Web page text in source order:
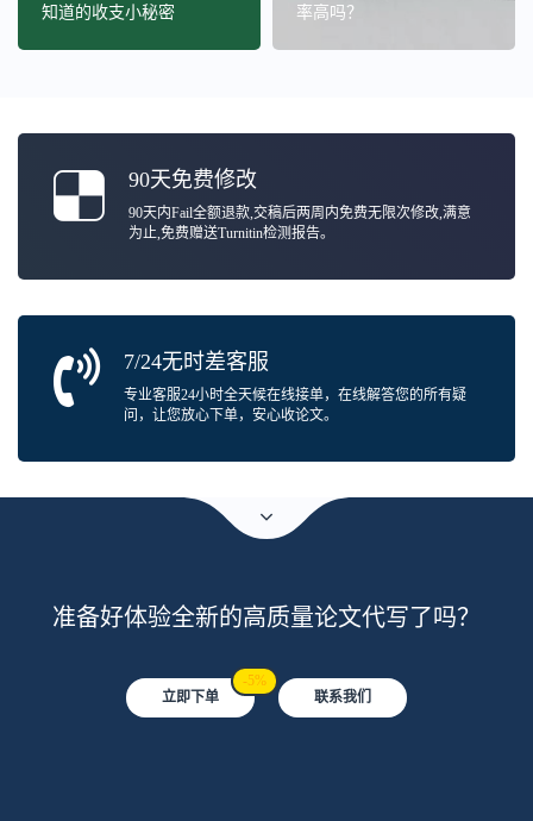
知道的收支小秘密
率高吗？
90天免费修改
90天内Fail全额退款,交稿后两周内免费无限次修改,满意
为止,免费赠送Turnitin检测报告。
7/24无时差客服
专业客服24小时全天候在线接单，在线解答您的所有疑
问，让您放心下单，安心收论文。
准备好体验全新的高质量论文代写了吗？
立即下单
-5%
联系我们